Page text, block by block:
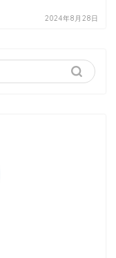
2024年8月28日